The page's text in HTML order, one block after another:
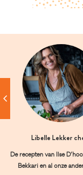
Libelle Lekker
De recepten van Ilse
Bekkari en al onze